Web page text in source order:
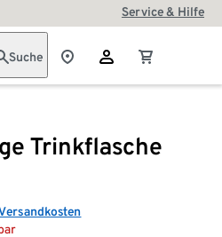
Service & Hilfe
Suche
Trinkflasche